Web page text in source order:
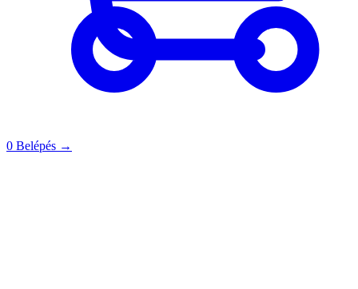
0 Belépés →